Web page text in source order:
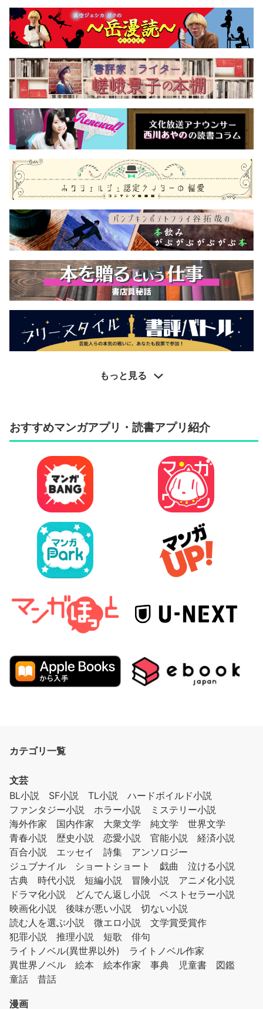
もっと見る
おすすめマンガアプリ・読書アプリ紹介
カテゴリ一覧
文芸
BL小説
SF小説 TL小説
ハードボイルド小説
ファンタジー小説
ホラー小説
ミステリー小説
海外作家
国内作家 大衆文学 純文学
世界文学
青春小説
歴史小説 恋愛小説 官能小説
経済小説
百合小説
エッセイ 詩集
アンソロジー
ジュブナイル
ショートショート 戯曲
泣ける小説
古典
時代小説 短編小説 冒険小説
アニメ化小説
ドラマ化小説
どんでん返し小説
ベストセラー小説
映画化小説
後味が悪い小説
切ない小説
読む人を選ぶ小説
微エロ小説
文学賞受賞作
犯罪小説
推理小説 短歌
俳句
ライトノベル(異世界以外)
ライトノベル作家
異世界ノベル
絵本 絵本作家 事典 児童書
図鑑
童話
昔話
漫画